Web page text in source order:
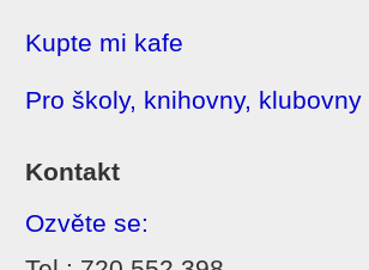
Kupte mi kafe
Pro školy, knihovny, klubovny
Kontakt
Ozvěte se: